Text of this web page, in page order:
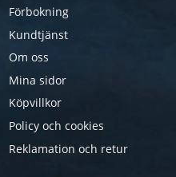
Förbokning
Kundtjänst
Om oss
Mina sidor
Köpvillkor
Policy och cookies
Reklamation och retur